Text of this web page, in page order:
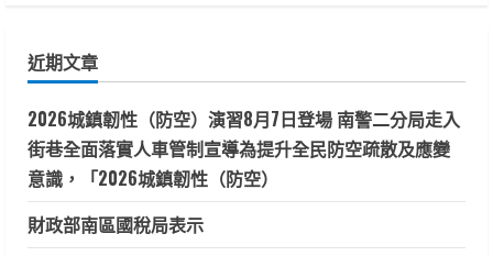
字:
近期文章
2026城鎮韌性（防空）演習8月7日登場 南警二分局走入
街巷全面落實人車管制宣導為提升全民防空疏散及應變
意識，「2026城鎮韌性（防空）
財政部南區國稅局表示